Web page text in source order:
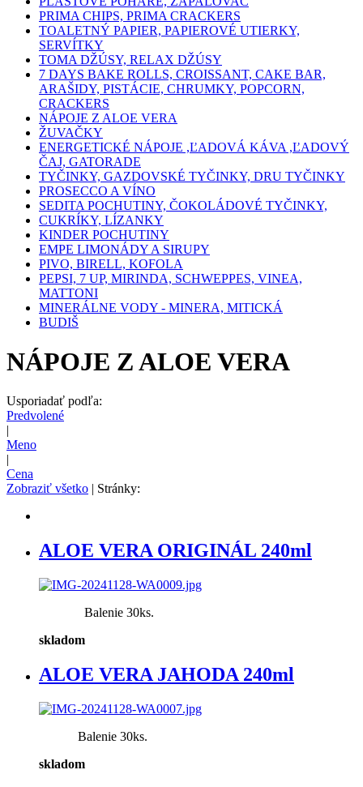
PRIMA CHIPS, PRIMA CRACKERS
TOALETNÝ PAPIER, PAPIEROVÉ UTIERKY,
SERVÍTKY
TOMA DŽÚSY, RELAX DŽÚSY
7 DAYS BAKE ROLLS, CROISSANT, CAKE BAR,
ARAŠIDY, PISTÁCIE, CHRUMKY, POPCORN,
CRACKERS
NÁPOJE Z ALOE VERA
ŽUVAČKY
ENERGETICKÉ NÁPOJE ,ĽADOVÁ KÁVA ,ĽADOVÝ
ČAJ, GATORADE
TYČINKY, GAZDOVSKÉ TYČINKY, DRU TYČINKY
PROSECCO A VÍNO
SEDITA POCHUTINY, ČOKOLÁDOVÉ TYČINKY,
CUKRÍKY, LÍZANKY
KINDER POCHUTINY
EMPE LIMONÁDY A SIRUPY
PIVO, BIRELL, KOFOLA
PEPSI, 7 UP, MIRINDA, SCHWEPPES, VINEA,
MATTONI
MINERÁLNE VODY - MINERA, MITICKÁ
BUDIŠ
NÁPOJE Z ALOE VERA
Usporiadať podľa:
Predvolené
Meno
Cena
Zobraziť všetko | Stránky:
ALOE VERA ORIGINÁL 240ml
Balenie 30ks.
skladom
ALOE VERA JAHODA 240ml
Balenie 30ks.
skladom